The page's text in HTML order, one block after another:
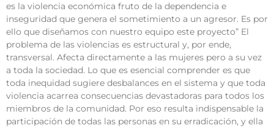
es la violencia económica fruto de la dependencia e
inseguridad que genera el sometimiento a un agresor. Es por
ello que diseñamos con nuestro equipo este proyecto” El
problema de las violencias es estructural y, por ende,
transversal. Afecta directamente a las mujeres pero a su vez
a toda la sociedad. Lo que es esencial comprender es que
toda inequidad sugiere desbalances en el sistema y que toda
violencia acarrea consecuencias devastadoras para todos los
miembros de la comunidad. Por eso resulta indispensable la
participación de todas las personas en su erradicación, y ella